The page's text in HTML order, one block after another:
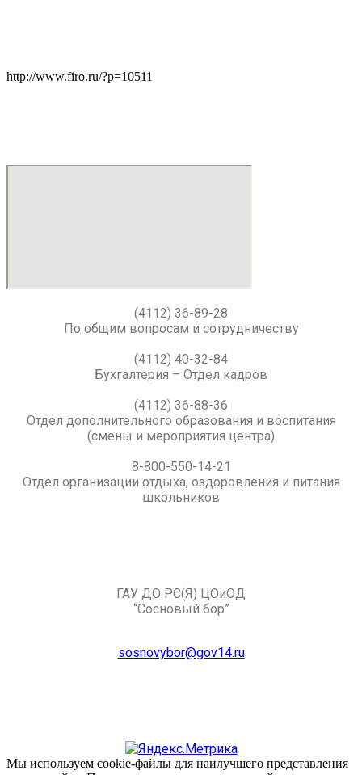
http://www.firo.ru/?p=10511
(4112) 36-89-28
По общим вопросам и сотрудничеству
(4112) 40-32-84
Бухгалтерия – Отдел кадров
(4112) 36-88-36
Отдел дополнительного образования и воспитания
(смены и мероприятия центра)
8-800-550-14-21
Отдел организации отдыха, оздоровления и питания
школьников
ГАУ ДО РС(Я) ЦОиОД
“Сосновый бор”
sosnovybor@gov14.ru
Мы используем cookie-файлы для наилучшего представления